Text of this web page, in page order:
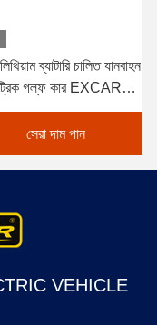
ব্যাটারি চালিত যানবাহন
গল্ফ কার EXCAR
সাদা
সেরা দাম পান
VEHICLE